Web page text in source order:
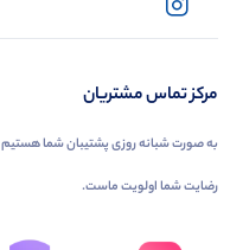
مرکز تماس مشتریان
به صورت شبانه روزی پشتیبان شما هستیم
رضایت شما اولویت ماست.